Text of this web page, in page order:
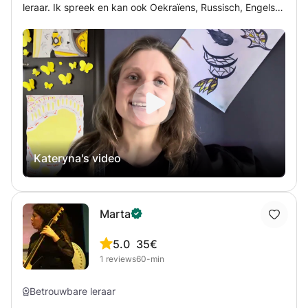
leraar. Ik spreek en kan ook Oekraïens, Russisch, Engels
vooral talen. En ik deel ook graag kennis en
studiemethoden. Ik schrijf gedichten en proza, teken
abstracties. Ik geloof in de perfectie van de wereld en een
mooie toekomst. Ik heb 3 jaar ervaring als docent: 1 jaar
ervaring met het online lesgeven van Spaans; 2 jaar
ervaring met privé online Engelse lessen; 7 maanden
offline ervaring met het lesgeven van Engels aan
Oekraïense vluchtelingen in Nederland. Interessante en
leuke Spaanse lessen voor kinderen en volwassenen die in
hun hart nog steeds kind zijn. We kijken tekenfilms,
luisteren naar liedjes, lezen poëzie en proza. We
analyseren wat er gebeurt, we spreken veel hardop, doen
uitspraakoefeningen, doen interessante oefeningen. We
zingen ook veel - want dat is de beste manier om een
nieuwe taal te leren. Ik regel ook een oefening met een
native Ecuadorian. Ik heb zelf lang in Ecuador en Spanje
taal.
Kateryna's video
Marta
5.0
1 reviews
35€
60-min
Betrouwbare leraar